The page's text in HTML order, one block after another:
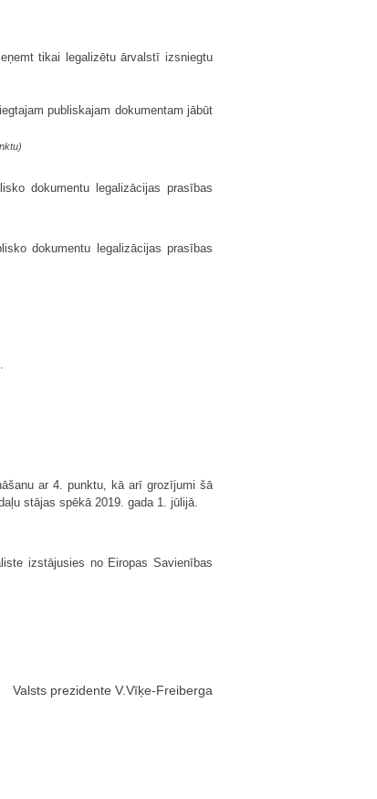
tikai legalizētu ārvalstī izsniegtu
publiskajam dokumentam jābūt
dokumentu legalizācijas prasības
dokumentu legalizācijas prasības
ar 4. punktu, kā arī grozījumi šā
stājas spēkā 2019. gada 1. jūlijā.
izstājusies no Eiropas Savienības
Valsts prezidente V.Vīķe-Freiberga